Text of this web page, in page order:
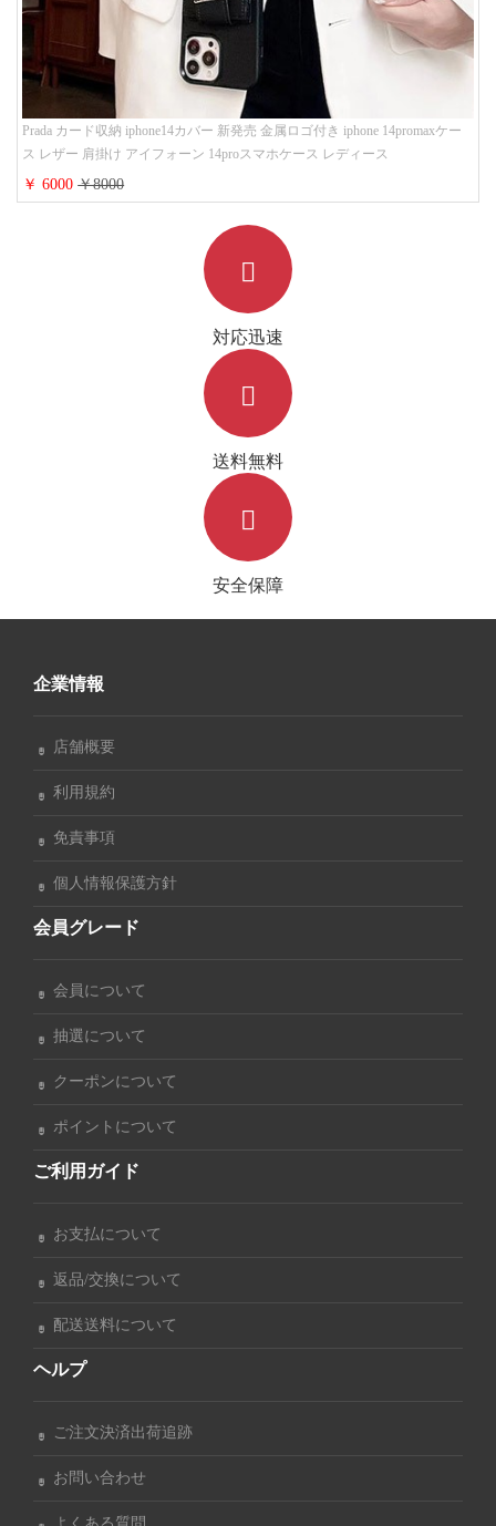
Prada カード収納 iphone14カバー 新発売 金属ロゴ付き iphone 14promaxケー
ス レザー 肩掛け アイフォーン 14proスマホケース レディース
￥ 6000￥8000
対応迅速
送料無料
安全保障
企業情報
店舗概要
利用規約
免責事項
個人情報保護方針
会員グレード
会員について
抽選について
クーポンについて
ポイントについて
ご利用ガイド
お支払について
返品/交換について
配送送料について
ヘルプ
ご注文決済出荷追跡
お問い合わせ